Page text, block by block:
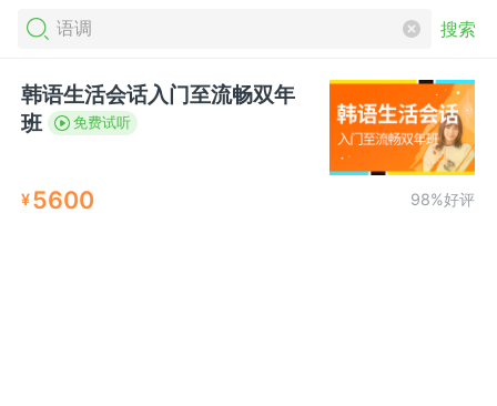
搜索
韩语生活会话入门至流畅双年
班
免费试听
¥5600 98%好评